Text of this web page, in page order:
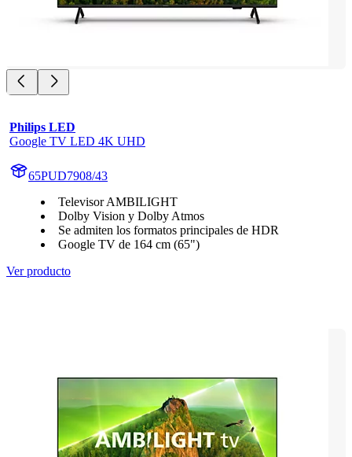
Philips LED
Google TV LED 4K UHD
65PUD7908/43
Televisor AMBILIGHT
Dolby Vision y Dolby Atmos
Se admiten los formatos principales de HDR
Google TV de 164 cm (65")
Ver producto